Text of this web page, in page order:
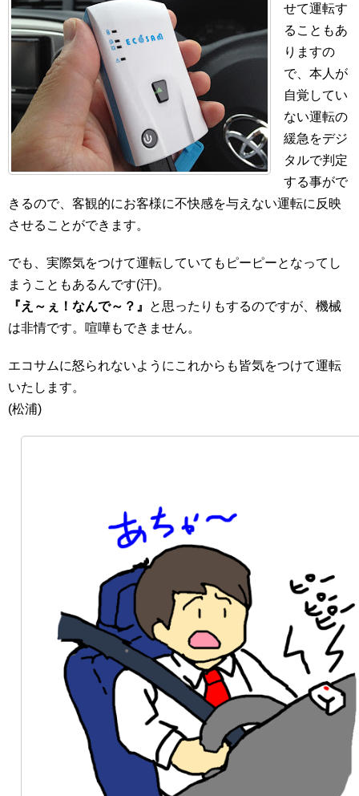
せて運転す
ることもあ
りますの
で、本人が
自覚してい
ない運転の
緩急をデジ
タルで判定
する事がで
きるので、客観的にお客様に不快感を与えない運転に反映
させることができます。
でも、実際気をつけて運転していてもピーピーとなってし
まうこともあるんです(汗)。
『え～ぇ！なんで～？』
と思ったりもするのですが、機械
は非情です。喧嘩もできません。
エコサムに怒られないようにこれからも皆気をつけて運転
いたします。
(松浦)